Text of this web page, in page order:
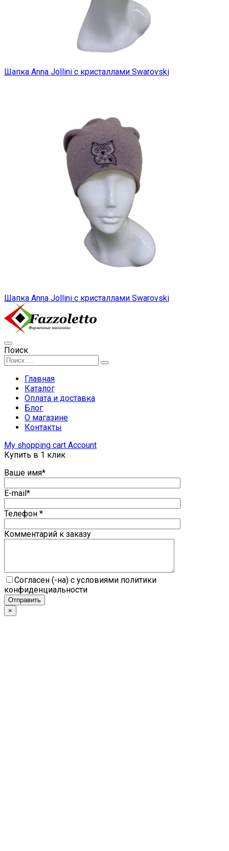
Шапка Anna Jollini с кристаллами Swarovski
Шапка Anna Jollini с кристаллами Swarovski
Поиск
Главная
Каталог
Оплата и доставка
Блог
О магазине
Контакты
My shopping cart Account
Купить в 1 клик
Ваше имя*
E-mail*
Телефон *
Комментарий к заказу
Согласен (-на) с условиями политики
конфиденциальности
×